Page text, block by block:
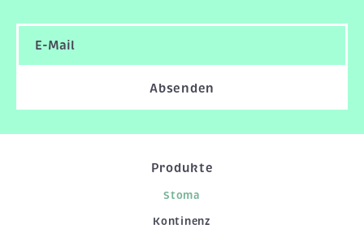
Absenden
Produkte
Stoma
Kontinenz